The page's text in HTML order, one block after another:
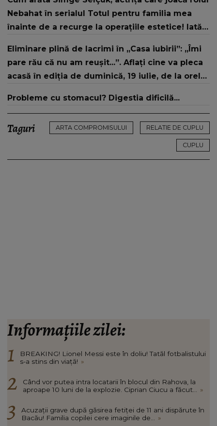
strategic de..."
Nebahat în serialul Totul pentru familia mea
înainte de a recurge la operațiile estetice! Iată
„Tinerețe rebelă”
Eliminare plină de lacrimi în „Casa iubirii”: „Îmi
pare rău că nu am reușit...”. Aflați cine va pleca
acasă în ediția de duminică, 19 iulie, de la orele
Probleme cu stomacul? Digestia dificilă...
Taguri ARTA COMPROMISULUI RELATIE DE CUPLU
CUPLU
Informațiile zilei:
BREAKING! Lionel Messi este în doliu! Tatăl fotbalistului
s-a stins din viață! »
Când vor putea intra locatarii în blocul din Rahova, la
aproape 10 luni de la explozie. Ciprian Ciucu a făcut...
»
Acuzații grave după găsirea fetiței de 11 ani dispărute în
Bacău! Familia copilei cere imaginile de...
»